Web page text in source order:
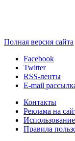
Полная версия сайта
Facebook
Twitter
RSS-ленты
E-mail
Контакты
Реклама на
Правила